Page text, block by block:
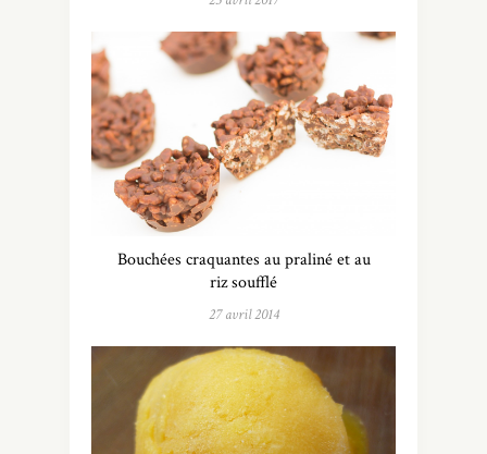
Bouchées craquantes au praliné et au
riz soufflé
27 avril 2014